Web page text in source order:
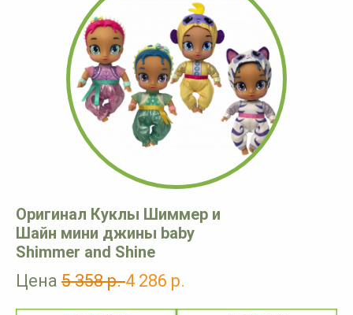
Оригинал Куклы Шиммер и
Шайн мини джины baby
Shimmer and Shine
Цена 5 358 р.4 286 р.